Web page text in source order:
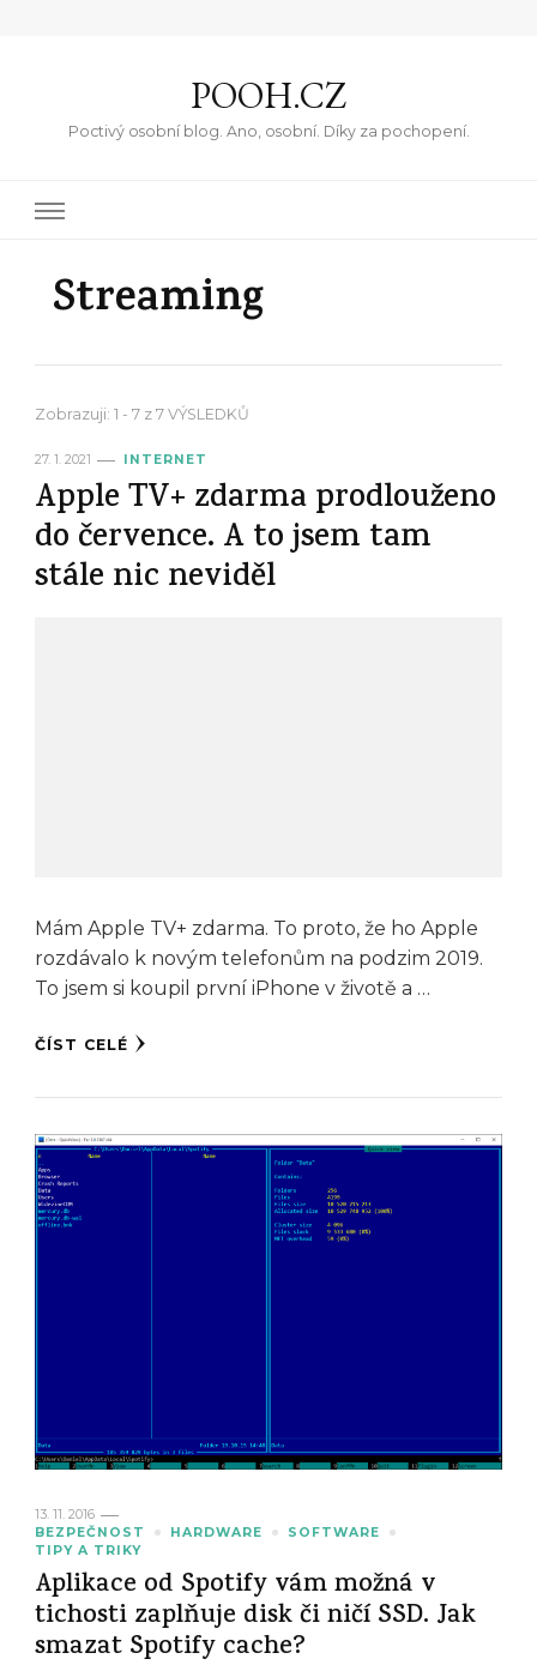
POOH.CZ
Poctivý osobní blog. Ano, osobní. Díky za pochopení.
Streaming
Zobrazuji: 1 - 7 z 7 VÝSLEDKŮ
27. 1. 2021 INTERNET
Apple TV+ zdarma prodlouženo
do července. A to jsem tam
stále nic neviděl
Mám Apple TV+ zdarma. To proto, že ho Apple
rozdávalo k novým telefonům na podzim 2019.
To jsem si koupil první iPhone v životě a …
ČÍST CELÉ
13. 11. 2016
BEZPEČNOST
HARDWARE
SOFTWARE
TIPY A TRIKY
Aplikace od Spotify vám možná v
tichosti zaplňuje disk či ničí SSD. Jak
smazat Spotify cache?